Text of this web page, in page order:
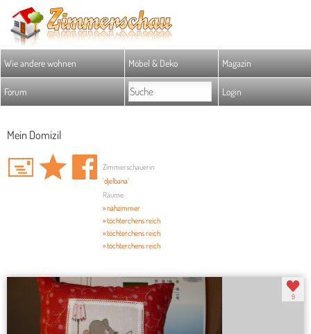
Wie andere wohnen Möbel & Deko Magazin
Forum Login
Mein Domizil
Zimmerschauerin
'djelbana'
Räume
» nähzimmer
» töchterchens reich
» töchterchens reich
» töchterchens reich
9